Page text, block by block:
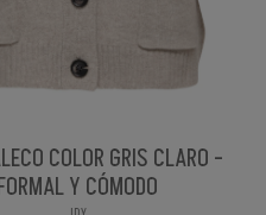
COLOR GRIS CLARO -
Y CÓMODO